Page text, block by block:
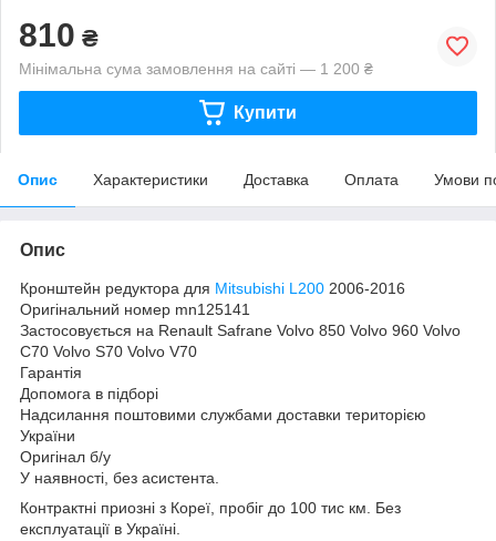
810 ₴
Мінімальна сума замовлення на сайті — 1 200 ₴
Купити
Опис Характеристики Доставка Оплата Умови
Опис
Кронштейн редуктора для Mitsubishi L200 2006-2016
Оригінальний номер mn125141
Застосовується на Renault Safrane Volvo 850 Volvo 960 Volvo
C70 Volvo S70 Volvo V70
Гарантія
Допомога в підборі
Надсилання поштовими службами доставки територією
України
Оригінал б/у
У наявності, без асистента.
Контрактні приозні з Кореї, пробіг до 100 тис км. Без
експлуатації в Україні.